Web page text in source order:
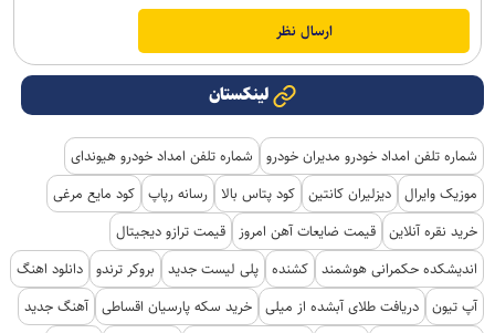
لینکستان
شماره تلفن امداد خودرو مدیران خودرو
شماره تلفن امداد خودرو هیوندای
موزیک وایرال دیزلیران کانتین کود پتاس بالا رسانه رپاپ کود مایع مرغی
خرید نقره آنلاین قیمت ضایعات آهن امروز
قیمت ترازو دیجیتال
اندیشکده حکمرانی هوشمند کشنده پلی لیست جدید بروکر ترندو دانلود اهنگ
آپ تیون دریافت طلای آبشده از میلی خرید سکه پارسیان اقساطی آهنگ جدید